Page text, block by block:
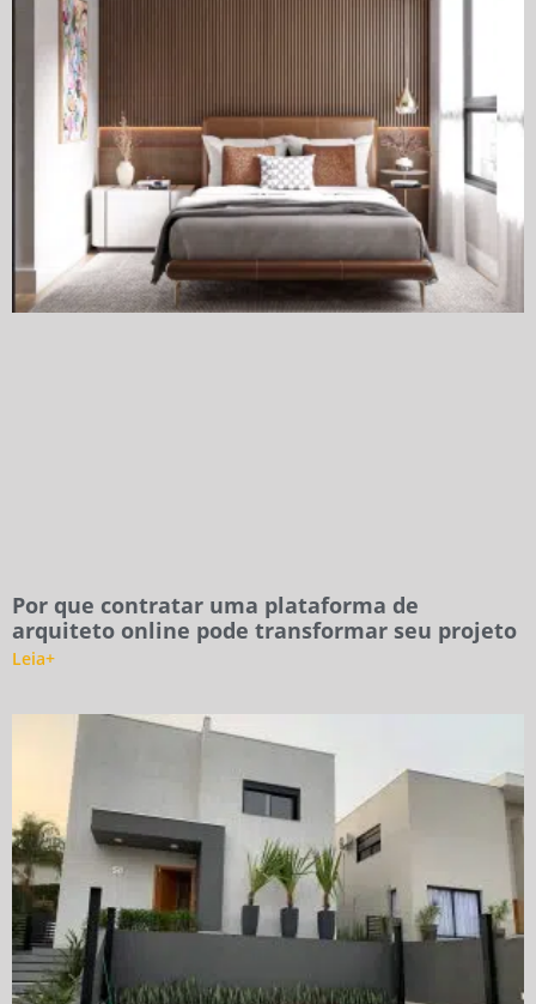
Por que contratar uma plataforma de
arquiteto online pode transformar seu projeto
Leia+